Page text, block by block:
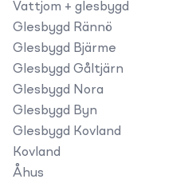
Vattjom + glesbygd
Glesbygd Rännö
Glesbygd Bjärme
Glesbygd Gåltjärn
Glesbygd Nora
Glesbygd Byn
Glesbygd Kovland
Kovland
Åhus